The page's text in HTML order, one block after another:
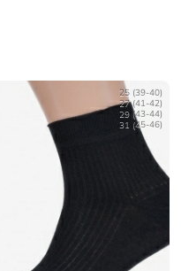
25 (39-40)
27 (41-42)
29 (43-44)
31 (45-46)